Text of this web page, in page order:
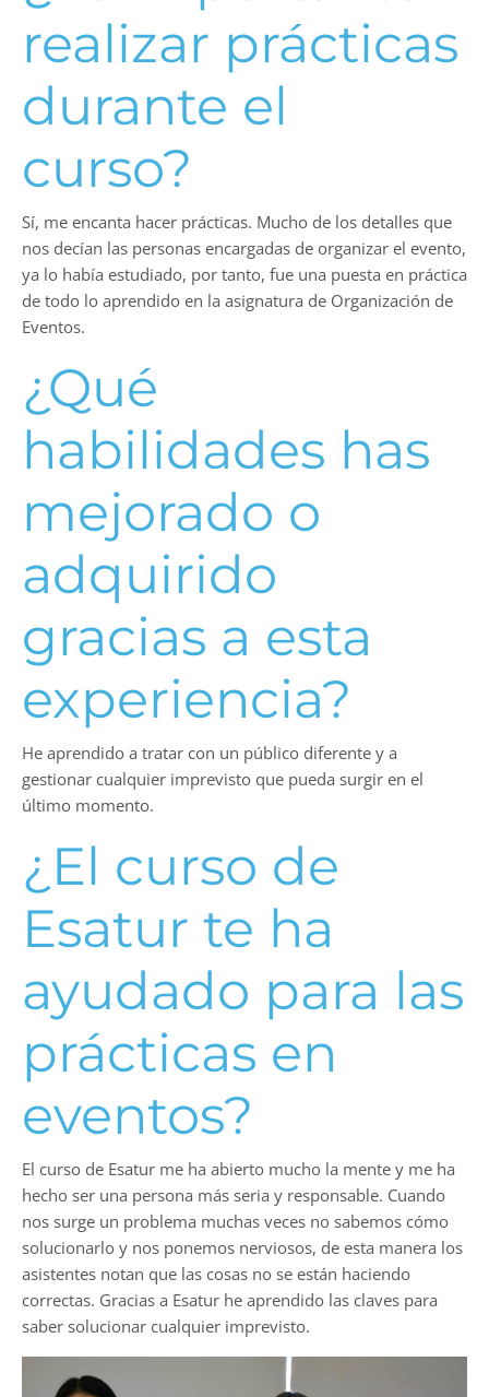
realizar prácticas
durante el
curso?
Sí, me encanta hacer prácticas. Mucho de los detalles que
nos decían las personas encargadas de organizar el evento,
ya lo había estudiado, por tanto, fue una puesta en práctica
de todo lo aprendido en la asignatura de Organización de
Eventos.
¿Qué
habilidades has
mejorado o
adquirido
gracias a esta
experiencia?
He aprendido a tratar con un público diferente y a
gestionar cualquier imprevisto que pueda surgir en el
último momento.
¿El curso de
Esatur te ha
ayudado para las
prácticas en
eventos?
El curso de Esatur me ha abierto mucho la mente y me ha
hecho ser una persona más seria y responsable. Cuando
nos surge un problema muchas veces no sabemos cómo
solucionarlo y nos ponemos nerviosos, de esta manera los
asistentes notan que las cosas no se están haciendo
correctas. Gracias a Esatur he aprendido las claves para
saber solucionar cualquier imprevisto.